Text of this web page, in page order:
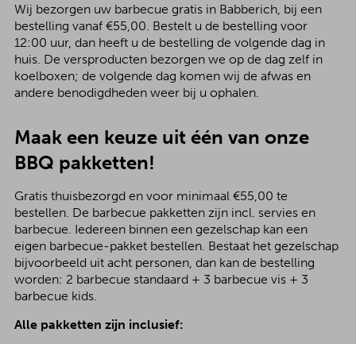
Wij bezorgen uw barbecue gratis in Babberich, bij een
bestelling vanaf €55,00. Bestelt u de bestelling voor
12:00 uur, dan heeft u de bestelling de volgende dag in
huis. De versproducten bezorgen we op de dag zelf in
koelboxen; de volgende dag komen wij de afwas en
andere benodigdheden weer bij u ophalen.
Maak een keuze uit één van onze
BBQ pakketten!
Gratis thuisbezorgd en voor minimaal €55,00 te
bestellen. De barbecue pakketten zijn incl. servies en
barbecue. Iedereen binnen een gezelschap kan een
eigen barbecue-pakket bestellen. Bestaat het gezelschap
bijvoorbeeld uit acht personen, dan kan de bestelling
worden: 2 barbecue standaard + 3 barbecue vis + 3
barbecue kids.
Alle pakketten zijn inclusief: